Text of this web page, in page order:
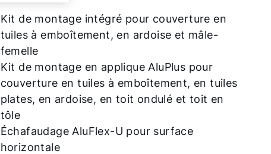
Kit de montage intégré pour couverture en
tuiles à emboîtement, en ardoise et mâle-
femelle
Kit de montage en applique AluPlus pour
couverture en tuiles à emboîtement, en tuiles
plates, en ardoise, en toit ondulé et toit en
tôle
Échafaudage AluFlex-U pour surface
horizontale